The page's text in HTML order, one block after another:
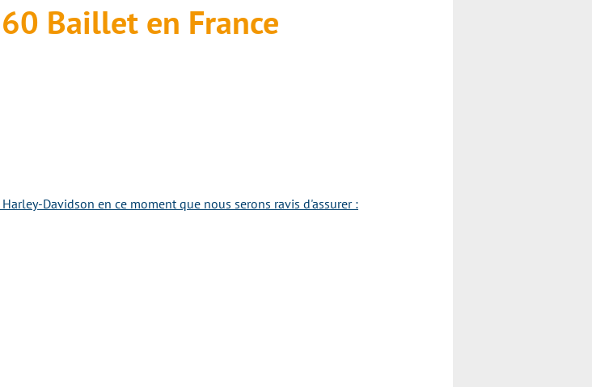
Baillet en France
Davidson en ce moment que nous serons ravis d'assurer :